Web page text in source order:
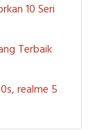
10 Seri
Terbaik
realme 5